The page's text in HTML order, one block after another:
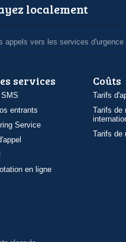
localement
appels vers les services d'urgence
services
entrants
Service
en ligne
Coûts
Tarifs
Tarifs de
Tarifs de